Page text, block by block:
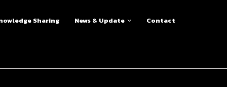
Sharing News & Update Contact